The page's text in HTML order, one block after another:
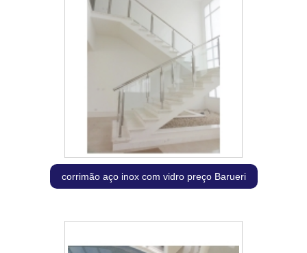
corrimão aço inox com vidro preço Barueri